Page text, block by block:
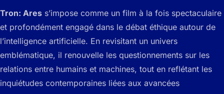
Tron: Ares s’impose comme un film à la fois spectaculaire
et profondément engagé dans le débat éthique autour de
l’intelligence artificielle. En revisitant un univers
emblématique, il renouvelle les questionnements sur les
relations entre humains et machines, tout en reflétant les
inquiétudes contemporaines liées aux avancées